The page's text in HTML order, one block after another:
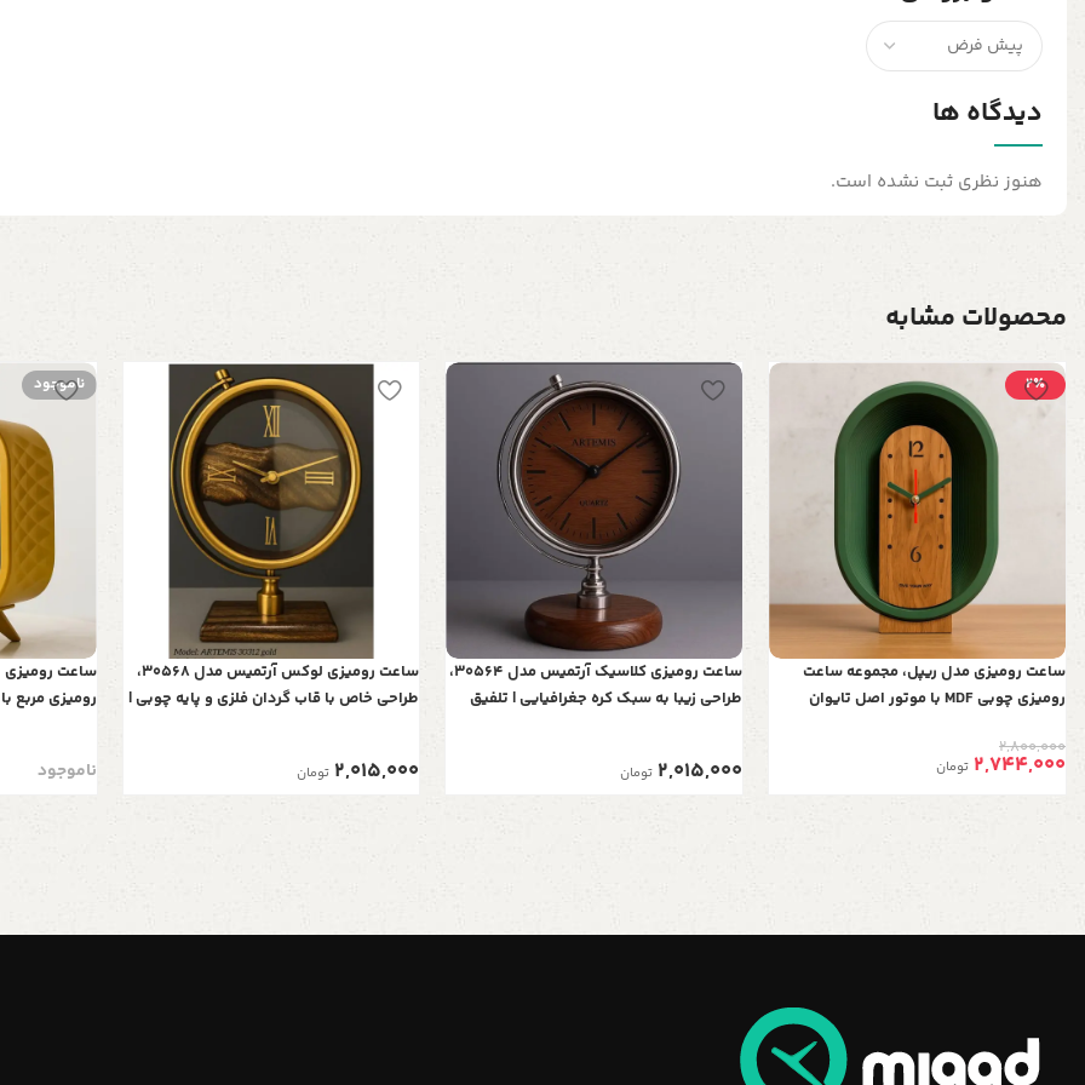
دیدگاه ها
هنوز نظری ثبت نشده است.
محصولات مشابه
2٪
ساعت رومیزی مدل ریپل، مجموعه ساعت
رومیزی چوبی‌ MDF با موتور اصل تایوان
2,800,000
2,744,000 تومان
ساعت رومیزی کلاسیک آرتمیس مدل 30564،
طراحی زیبا به سبک کره جغرافیایی | تلفیق
2,015,000 تومان
ساعت رومیزی لوکس آرتمیس مدل 30568،
طراحی خاص با قاب گردان فلزی و پایه چوبی |
2,015,000 تومان
ناموجود
رومیزی مربع
ناموجود